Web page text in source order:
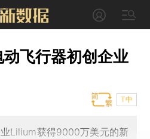
飞行器初创企业
T中
Lilium获得9000万美元的新